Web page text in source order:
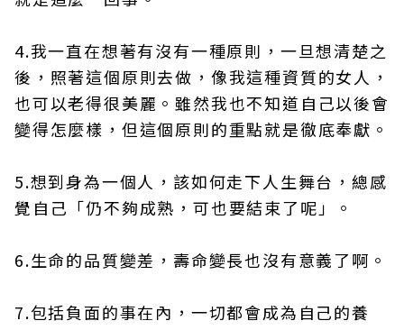
4.我一直在想著有沒有一種原則，一旦想清楚之
後，照著這個原則去做，像我這種資質的女人，
也可以老得很美麗。雖然我也不知道自己以後會
變得怎麼樣，但這個原則的重點就是徹底奉獻。
5.想到身為一個人，該如何走下人生舞台，總感
覺自己「仍不夠成熟，可也要結束了呢」。
6.生命的品質變差，壽命變長也沒有意義了啊。
7.包括負面的事在內，一切都會成為自己的養